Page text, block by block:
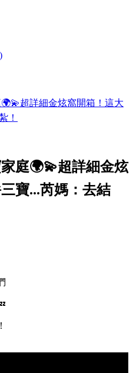
超詳細金炫窩開箱！這大
！
庭🌍💫超詳細金炫
寶...芮媽：去結